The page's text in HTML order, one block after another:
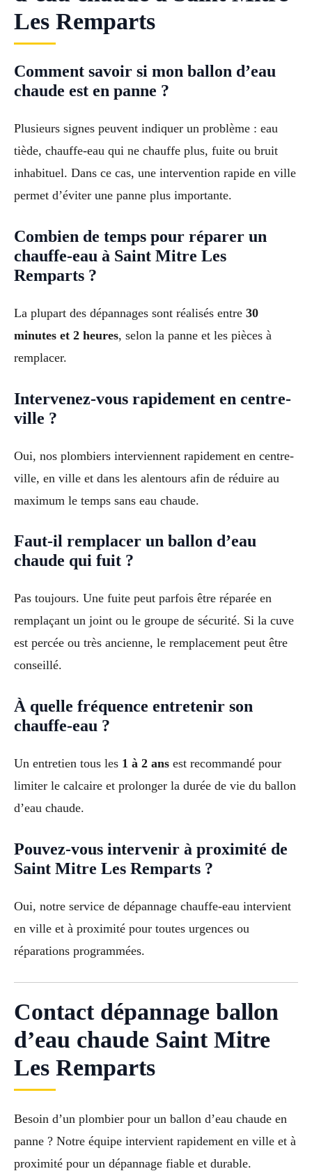
Les Remparts
Comment savoir si mon ballon d’eau
chaude est en panne ?
Plusieurs signes peuvent indiquer un problème : eau
tiède, chauffe-eau qui ne chauffe plus, fuite ou bruit
inhabituel. Dans ce cas, une intervention rapide en ville
permet d’éviter une panne plus importante.
Combien de temps pour réparer un
chauffe-eau à Saint Mitre Les
Remparts ?
La plupart des dépannages sont réalisés entre 30
minutes et 2 heures, selon la panne et les pièces à
remplacer.
Intervenez-vous rapidement en centre-
ville ?
Oui, nos plombiers interviennent rapidement en centre-
ville, en ville et dans les alentours afin de réduire au
maximum le temps sans eau chaude.
Faut-il remplacer un ballon d’eau
chaude qui fuit ?
Pas toujours. Une fuite peut parfois être réparée en
remplaçant un joint ou le groupe de sécurité. Si la cuve
est percée ou très ancienne, le remplacement peut être
conseillé.
À quelle fréquence entretenir son
chauffe-eau ?
Un entretien tous les 1 à 2 ans est recommandé pour
limiter le calcaire et prolonger la durée de vie du ballon
d’eau chaude.
Pouvez-vous intervenir à proximité de
Saint Mitre Les Remparts ?
Oui, notre service de dépannage chauffe-eau intervient
en ville et à proximité pour toutes urgences ou
réparations programmées.
Contact dépannage ballon
d’eau chaude Saint Mitre
Les Remparts
Besoin d’un plombier pour un ballon d’eau chaude en
panne ? Notre équipe intervient rapidement en ville et à
proximité pour un dépannage fiable et durable.